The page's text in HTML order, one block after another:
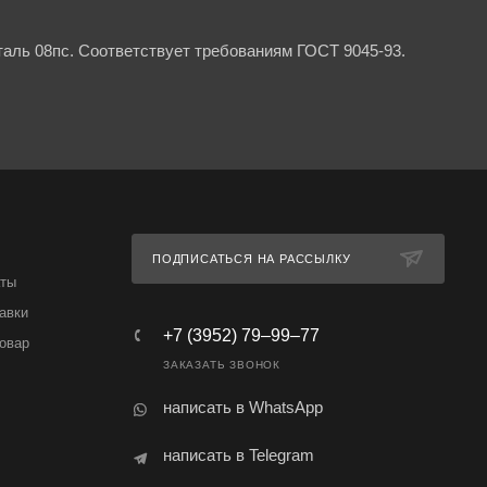
08пс. Соответствует требованиям ГОСТ 9045-93.
ПОДПИСАТЬСЯ НА РАССЫЛКУ
+7 (3952) 79‒99‒77
ЗАКАЗАТЬ ЗВОНОК
написать в WhatsApp
написать в Telegram